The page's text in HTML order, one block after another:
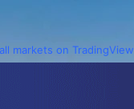
markets on TradingView